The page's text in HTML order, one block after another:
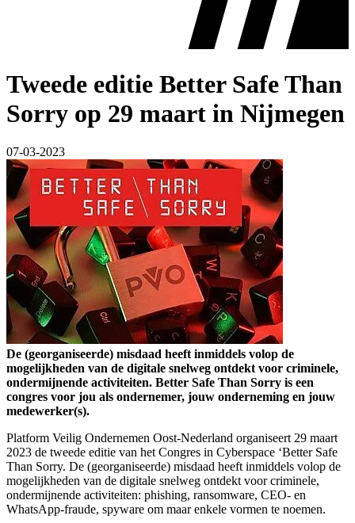
Tweede editie Better Safe Than
Sorry op 29 maart in Nijmegen
07-03-2023
De (georganiseerde) misdaad heeft inmiddels volop de
mogelijkheden van de digitale snelweg ontdekt voor criminele,
ondermijnende activiteiten. Better Safe Than Sorry is een
congres voor jou als ondernemer, jouw onderneming en jouw
medewerker(s).
Platform Veilig Ondernemen Oost-Nederland organiseert 29 maart
2023 de tweede editie van het Congres in Cyberspace ‘Better Safe
Than Sorry. De (georganiseerde) misdaad heeft inmiddels volop de
mogelijkheden van de digitale snelweg ontdekt voor criminele,
ondermijnende activiteiten: phishing, ransomware, CEO- en
WhatsApp-fraude, spyware om maar enkele vormen te noemen.